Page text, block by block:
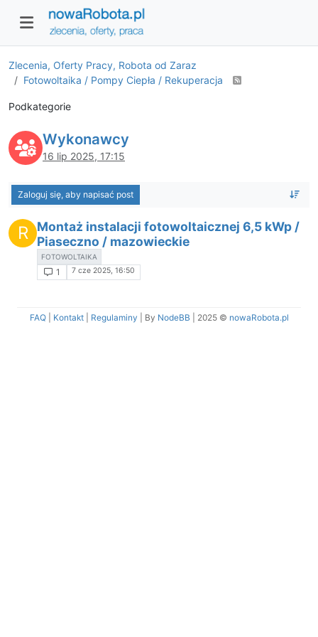
Zlecenia, Oferty Pracy, Robota od Zaraz
Fotowoltaika / Pompy Ciepła / Rekuperacja
Podkategorie
Wykonawcy
16 lip 2025, 17:15
Zaloguj się, aby napisać post
R
Montaż instalacji fotowoltaicznej 6,5 kWp /
Piaseczno / mazowieckie
FOTOWOLTAIKA
1 7 cze 2025, 16:50
FAQ| Kontakt| Regulaminy | By NodeBB 2025 © nowaRobota.pl